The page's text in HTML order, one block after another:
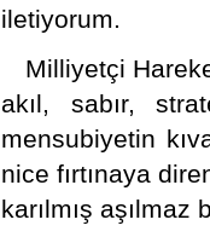
iletiyorum.
Milliyetçi
akıl, sabır,
mensubiyetin
nice fırtınaya
karılmış aşılmaz